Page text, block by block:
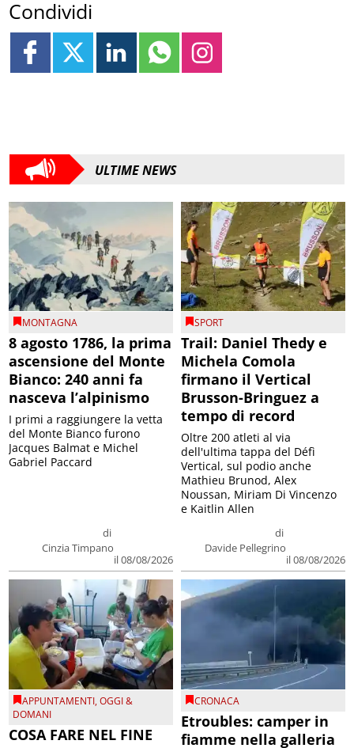
Condividi
ULTIME NEWS
MONTAGNA
8 agosto 1786, la prima
ascensione del Monte
Bianco: 240 anni fa
nasceva l’alpinismo
di
Cinzia Timpano
il 08/08/2026
I primi a raggiungere la vetta
del Monte Bianco furono
Jacques Balmat e Michel
Gabriel Paccard
SPORT
Trail: Daniel Thedy e
Michela Comola
firmano il Vertical
Brusson-Bringuez a
tempo di record
di
Davide Pellegrino
il 08/08/2026
Oltre 200 atleti al via
dell'ultima tappa del Défì
Vertical, sul podio anche
Mathieu Brunod, Alex
Noussan, Miriam Di Vincenzo
e Kaitlin Allen
APPUNTAMENTI,OGGI &
DOMANI
COSA FARE NEL FINE
CRONACA
Etroubles: camper in
fiamme nella galleria